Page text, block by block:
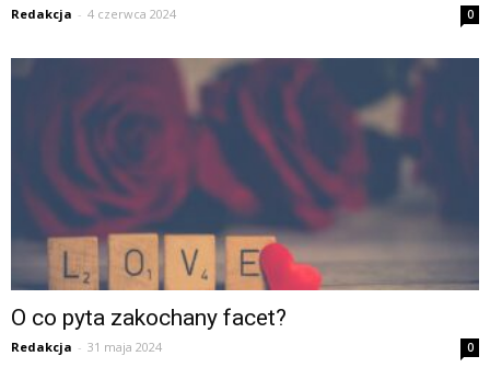
Redakcja - 4 czerwca 2024 0
O co pyta zakochany facet?
Redakcja - 31 maja 2024 0